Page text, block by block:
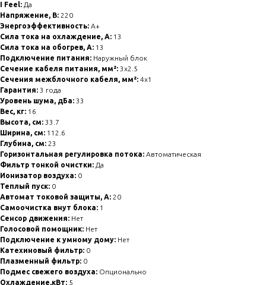
I Feel: Да
Напряжение, В: 220
Энергоэффективность: A+
Сила тока на охлаждение, А: 13
Сила тока на обогрев, А: 13
Подключение питания: Наружный блок
Сечение кабеля питания, мм²: 3x2.5
Сечения межблочного кабеля, мм²: 4x1
Гарантия: 3 года
Уровень шума, дБа: 33
Вес, кг: 16
Высота, см: 33.7
Ширина, см: 112.6
Глубина, см: 23
Горизонтальная регулировка потока: Автоматическая
Фильтр тонкой очистки: Да
Ионизатор воздуха: 0
Теплый пуск: 0
Автомат токовой защиты, А: 20
Самоочистка внут блока: 1
Сенсор движения: Нет
Голосовой помощник: Нет
Подключение к умному дому: Нет
Катехиновый фильтр: 0
Плазменный фильтр: 0
Подмес свежего воздуха: Опционально
Охлаждение,кВт: 5